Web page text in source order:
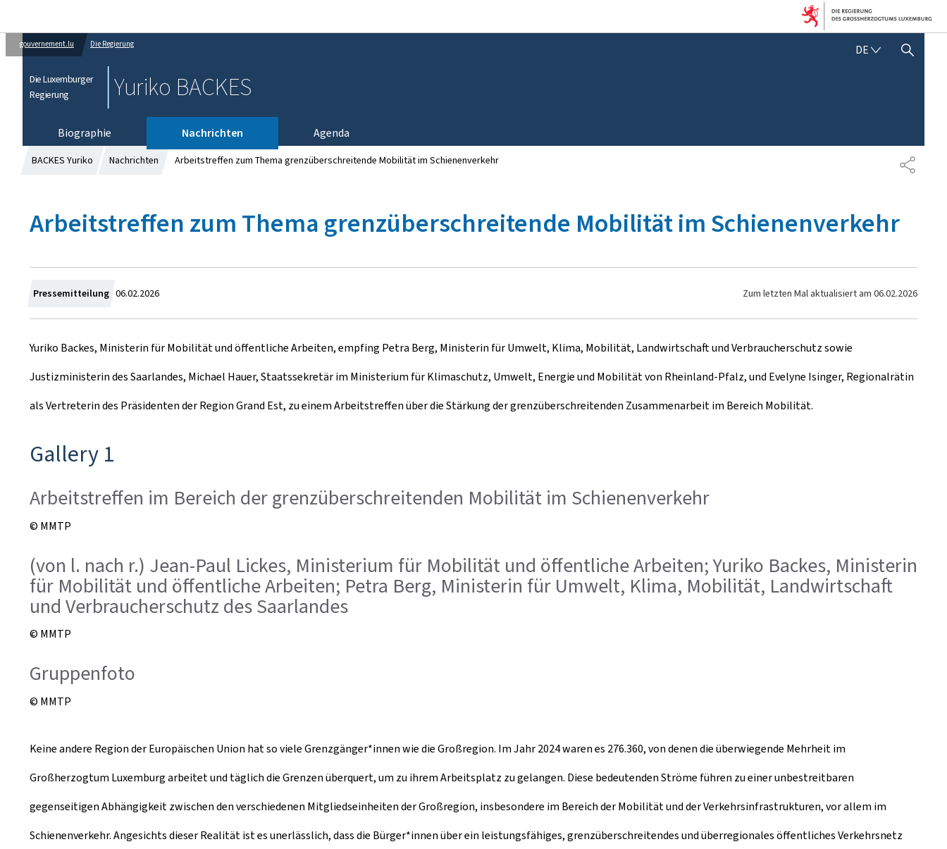
gouvernement.lu Die Regierung
Die Luxemburger
Regierung
Yuriko BACKES
DED
SUCHFLED ANZEIGEN / SCHLIESSEN
Biographie Nachrichten Agenda
T
E
BACKES Yuriko Nachrichten Arbeitstreffen zum Thema grenzüberschreitende Mobilität im Schienenverkehr
Arbeitstreffen zum Thema grenzüberschreitende Mobilität im Schienenverkehr
Pressemitteilung Z
u
m
06.02.2026 Zum letzten Mal aktualisiert am 06.02.2026
Yuriko Backes, Ministerin für Mobilität und öffentliche Arbeiten, empfing Petra Berg, Ministerin für Umwelt, Klima, Mobilität, Landwirtschaft und Verbraucherschutz sowie
Justizministerin des Saarlandes, Michael Hauer, Staatssekretär im Ministerium für Klimaschutz, Umwelt, Energie und Mobilität von Rheinland-Pfalz, und Evelyne Isinger, Regionalrätin
als Vertreterin des Präsidenten der Region Grand Est, zu einem Arbeitstreffen über die Stärkung der grenzüberschreitenden Zusammenarbeit im Bereich Mobilität.
Gallery 1
Arbeitstreffen im Bereich der grenzüberschreitenden Mobilität im Schienenverkehr
© MMTP
(von l. nach r.) Jean-Paul Lickes, Ministerium für Mobilität und öffentliche Arbeiten; Yuriko Backes, Ministerin
für Mobilität und öffentliche Arbeiten; Petra Berg, Ministerin für Umwelt, Klima, Mobilität, Landwirtschaft
und Verbraucherschutz des Saarlandes
© MMTP
Gruppenfoto
© MMTP
Keine andere Region der Europäischen Union hat so viele Grenzgänger*innen wie die Großregion. Im Jahr 2024 waren es 276.360, von denen die überwiegende Mehrheit im
Großherzogtum Luxemburg arbeitet und täglich die Grenzen überquert, um zu ihrem Arbeitsplatz zu gelangen. Diese bedeutenden Ströme führen zu einer unbestreitbaren
gegenseitigen Abhängigkeit zwischen den verschiedenen Mitgliedseinheiten der Großregion, insbesondere im Bereich der Mobilität und der Verkehrsinfrastrukturen, vor allem im
Schienenverkehr. Angesichts dieser Realität ist es unerlässlich, dass die Bürger*innen über ein leistungsfähiges, grenzüberschreitendes und überregionales öffentliches Verkehrsnetz